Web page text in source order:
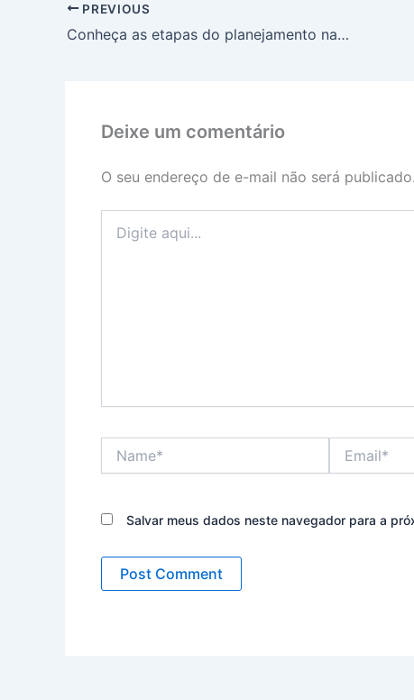
PREVIOUS
Conheça as etapas do planejamento na construção civil
Deixe um comentário
O seu endereço de e-mail não será publicado.
aqui...
Salvar meus dados neste navegador para a